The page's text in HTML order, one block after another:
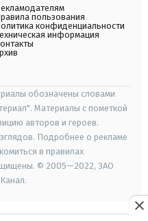
пользования
конфиденциальности
информация
обозначены словами
Материалы с пометкой
авторов и героев.
Подробнее о рекламе
в правилах
© 2005—2022, ЗАО